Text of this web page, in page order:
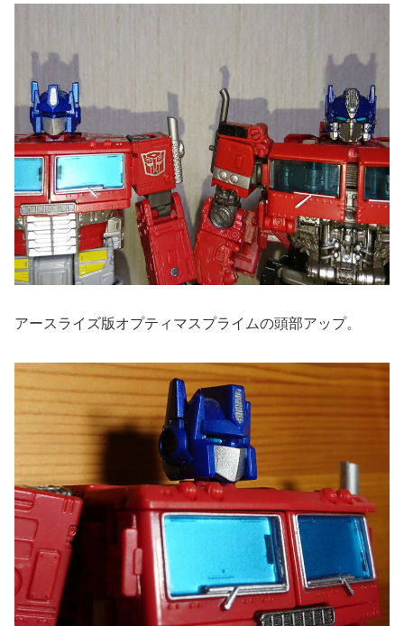
アースライズ版オプティマスプライムの頭部アップ。